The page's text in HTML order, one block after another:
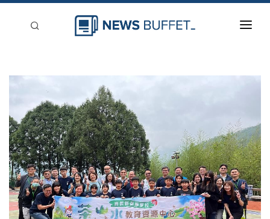
新聞稿分類
登入
刊登